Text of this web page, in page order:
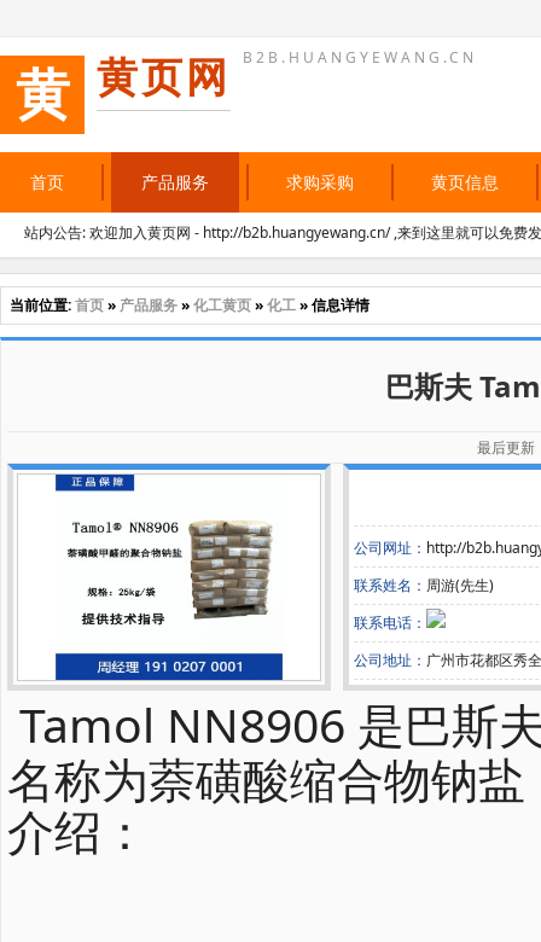
黄 黄页网 B2B.HUANGYEWANG.CN
首页 产品服务 求购采购 黄页信息
站内公告: 欢迎加入黄页网 - http://b2b.huangyewang.cn/ ,来到这里就可以免费
当前位置:首页» 产品服务»化工黄页»化工» 信息详情
巴斯夫
最后更
公司网址： http://
联系姓名： 周游(先生)
联系电话：
公司地址： 广州市花都区秀
Tamol NN8906 是巴斯
名称为萘磺酸缩合物钠
介绍：